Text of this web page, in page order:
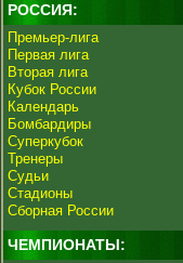
РОССИЯ:
Премьер-лига
Первая лига
Вторая лига
Кубок России
Календарь
Бомбардиры
Суперкубок
Тренеры
Судьи
Стадионы
Сборная России
ЧЕМПИОНАТЫ: